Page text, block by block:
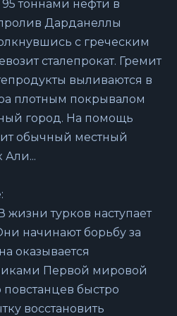
тоннами нефти в
Дарданеллы
с греческим
сталепрокат. Гремит
выливаются в
плотным покрывалом
город. На помощь
обычный местный
Али...
жизни турков наступает
начинают борьбу за
оказывается
Первой мировой
быстро
восстановить